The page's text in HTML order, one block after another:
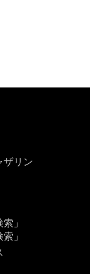
ザリン
」
」